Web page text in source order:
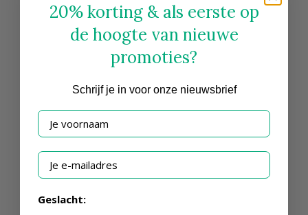
20% korting & als eerste op
de hoogte van nieuwe
promoties?
Schrijfje in voor onze nieuwsbrief
Je voornaam
Je e-mailadres
Geslacht: